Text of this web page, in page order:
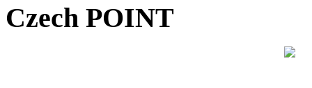
Czech POINT